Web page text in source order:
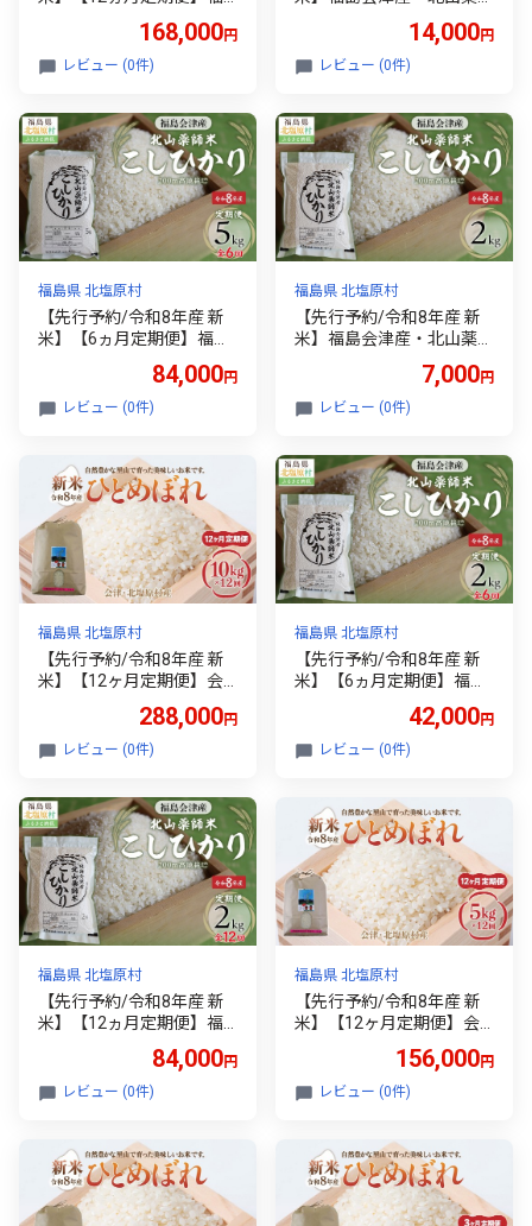
ひかり5kg×12回お届け(20
0m高地栽培） 【 ふるさと
ヒカリ 米 2kg 国産 定期便
福島 会津 裏磐梯 北塩原 送
料無料 】 KBAG012
168,000円
レビュー (0件)
地栽培） 【 ふるさと納税
人気 おすすめ 白米 精米 銘
会津 裏磐梯 北塩原 送料無
料 】 KBAG010
14,000円
レビュー (0件)
福島県 北塩原村
【先行予約/令和8年産 新
米】【6ヵ月定期便】福島
かり5kg×6回お届け(200m
高地栽培） 【 ふるさと納
カリ 米 2kg 国産 定期便 福
島 会津 裏磐梯 北塩原 送料
無料 】 KBAG011
84,000円
レビュー (0件)
福島県 北塩原村
【先行予約/令和8年産 新
米】福島会津産・北山薬師
地栽培） 【 ふるさと納税
人気 おすすめ 白米 精米 銘
会津 裏磐梯 北塩原 送料無
料 】 KBAG007
7,000円
レビュー (0件)
福島県 北塩原村
【先行予約/令和8年産 新
米】【12ヶ月定期便】会
れ」10kg×12回お届け(大
塩棚田米・標高500ｍ里山
米 精米 ブランド米 銘柄米
ひとめぼれ 定期便 大塩棚
田米 福島 会津 裏磐梯 北塩
原 送料無料】 KBK042
288,000円
レビュー (0件)
福島県 北塩原村
【先行予約/令和8年産 新
米】【6ヵ月定期便】福島
かり2kg×6回お届け(200m
高地栽培） 【 ふるさと納
カリ 米 2kg 国産 定期便 福
島 会津 裏磐梯 北塩原 送料
無料 】 KBAG008
42,000円
レビュー (0件)
福島県 北塩原村
【先行予約/令和8年産 新
米】【12ヵ月定期便】福
ひかり2kg×12回お届け(20
0m高地栽培） 【 ふるさと
ヒカリ 米 2kg 国産 定期便
福島 会津 裏磐梯 北塩原 送
料無料 】 KBAG009
84,000円
レビュー (0件)
福島県 北塩原村
【先行予約/令和8年産 新
米】【12ヶ月定期便】会
れ」5kg×12回お届け(大塩
棚田米・標高500ｍ里山栽
精米 ブランド米 銘柄米 ひ
とめぼれ 定期便 大塩棚田
米 福島 会津 裏磐梯 北塩原
送料無料】 KBK038
156,000円
レビュー (0件)